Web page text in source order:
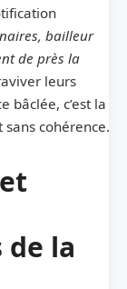
bailleur
de près la
leurs
bâclée, c’est la
cohérence.
la